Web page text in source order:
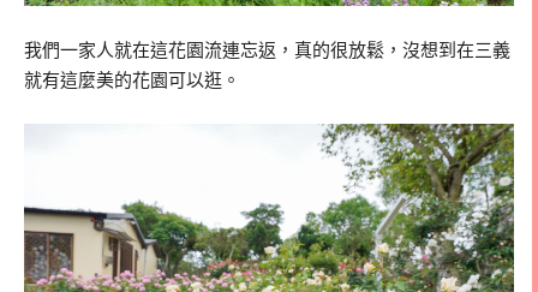
我們一家人就在這花園流連忘返，真的很放鬆，沒想到在三義
就有這麼美的花園可以逛。